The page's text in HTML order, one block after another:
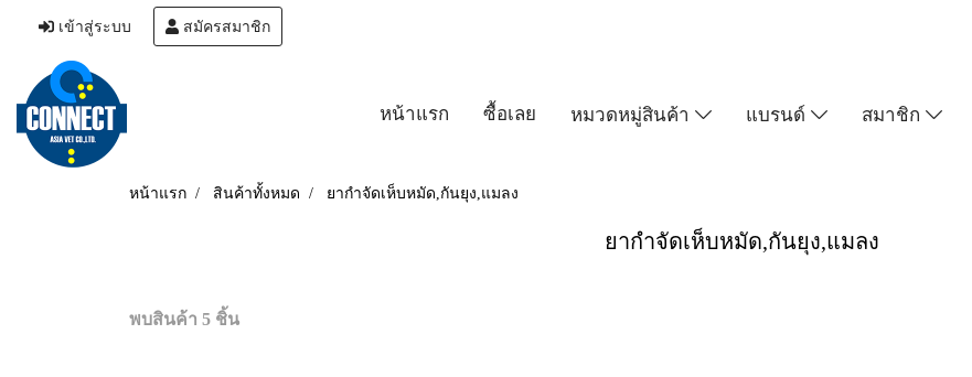
เข้าสู่ระบบ สมัครสมาชิก
หน้าแรก ซื้อเลย หมวดหมู่สินค้า แบรนด์ สมาชิก
หน้าแรก สินค้าทั้งหมด ยากำจัดเห็บหมัด,กันยุง,แมลง
ยากำจัดเห็บหมัด,กันยุง,แมลง
พบสินค้า 5 ชิ้น